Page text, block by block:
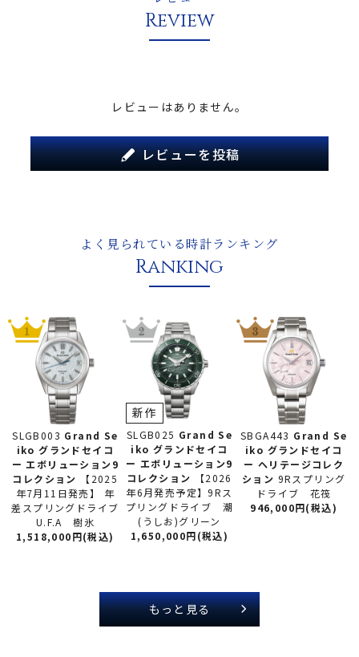
Review
レビューはありません。
レビューを投稿
よく見られている時計ランキング
Ranking
SLGB003 Grand Se
iko グランドセイコ
ー エボリューション9
コレクション
【2025
年7月11日発売】 年
差スプリングドライブ
U.F.A 樹氷
1,518,000円(税込)
SLGB025 Grand Se
iko グランドセイコ
ー エボリューション9
コレクション
【2026
年6月発売予定】9Rス
プリングドライブ 潮
(うしお)グリーン
新作
1,650,000円(税込)
SBGA443 Grand Se
iko グランドセイコ
ー ヘリテージコレク
ション 9Rスプリング
ドライブ 花筏
946,000円(税込)
もっと見る